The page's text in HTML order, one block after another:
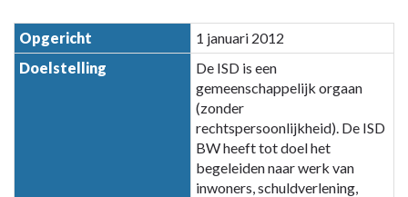
naar
navigatie
Opgericht
1 januari 2012
Doelstelling
De ISD is een
gemeenschappelijk orgaan
(zonder
rechtspersoonlijkheid). De ISD
BW heeft tot doel het
begeleiden naar werk van
inwoners, schuldverlening,